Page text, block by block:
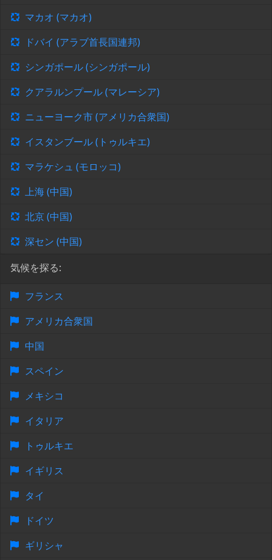
マカオ (マカオ)
ドバイ (アラブ首長国連邦)
シンガポール (シンガポール)
クアラルンプール (マレーシア)
ニューヨーク市 (アメリカ合衆国)
イスタンブール (トゥルキエ)
マラケシュ (モロッコ)
上海 (中国)
北京 (中国)
深セン (中国)
気候を探る:
フランス
アメリカ合衆国
中国
スペイン
メキシコ
イタリア
トゥルキエ
イギリス
タイ
ドイツ
ギリシャ